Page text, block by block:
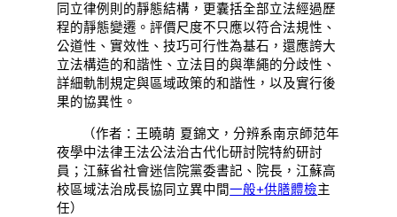
同立律例則的靜態結構，更囊括全部立法經過歷
程的靜態變遷。評價尺度不只應以符合法規性、
公道性、實效性、技巧可行性為基石，還應誇大
立法構造的和諧性、立法目的與準繩的分歧性、
詳細軌制規定與區域政策的和諧性，以及實行後
果的協異性。
（作者：王曉萌 夏錦文，分辨系南京師范年
夜學中法律王法公法治古代化研討院特約研討
員；江蘇省社會迷信院黨委書記、院長，江蘇高
校區域法治成長協同立異中間一般+供膳體檢主
任）